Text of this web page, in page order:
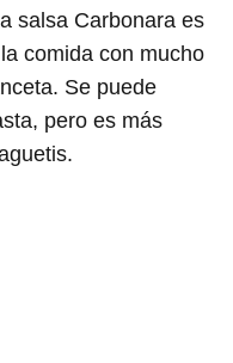
salsa Carbonara es
comida con mucho
Se puede
pero es más